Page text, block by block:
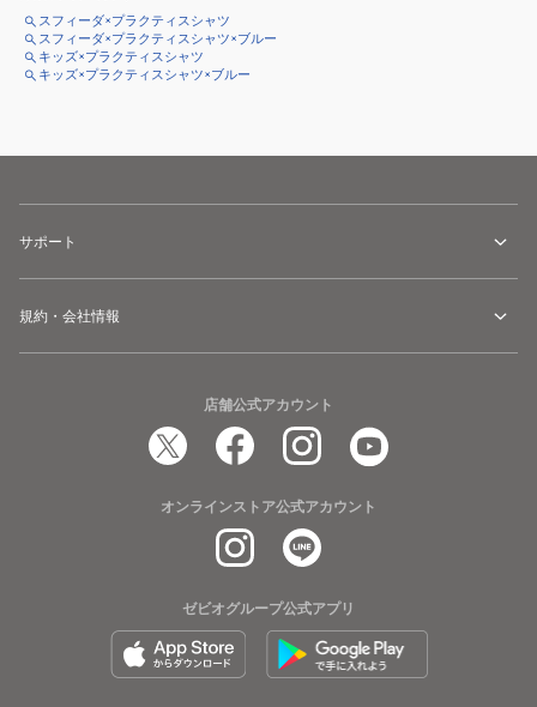
スフィーダ×プラクティスシャツ
スフィーダ×プラクティスシャツ×ブルー
キッズ×プラクティスシャツ
キッズ×プラクティスシャツ×ブルー
サポート
規約・会社情報
店舗公式アカウント
オンラインストア公式アカウント
ゼビオグループ公式アプリ